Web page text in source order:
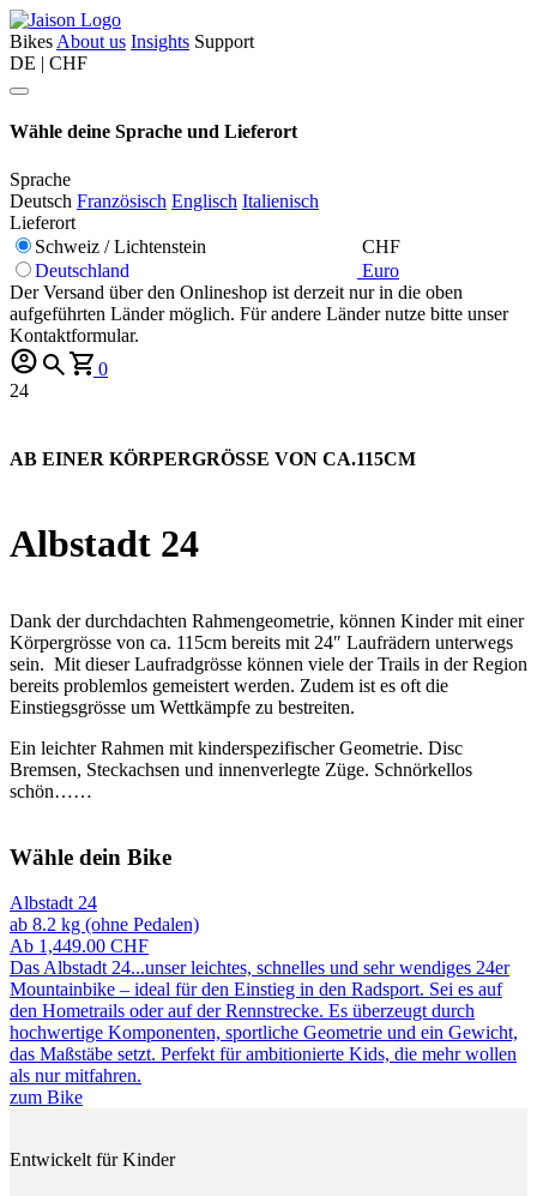
Bikes About us Insights Support
DE | CHF
Wähle deine Sprache und Lieferort
Sprache
Deutsch Französisch Englisch Italienisch
Lieferort
Schweiz / Lichtenstein
CHF
Deutschland
Euro
Der Versand über den Onlineshop ist derzeit nur in die oben
aufgeführten Länder möglich. Für andere Länder nutze bitte unser
Kontaktformular.
0
24
AB EINER KÖRPERGRÖSSE VON CA.115CM
Albstadt 24
Dank der durchdachten Rahmengeometrie, können Kinder mit einer
Körpergrösse von ca. 115cm bereits mit 24″ Laufrädern unterwegs
sein. Mit dieser Laufradgrösse können viele der Trails in der Region
bereits problemlos gemeistert werden. Zudem ist es oft die
Einstiegsgrösse um Wettkämpfe zu bestreiten.
Ein leichter Rahmen mit kinderspezifischer Geometrie. Disc
Bremsen, Steckachsen und innenverlegte Züge. Schnörkellos
schön……
Wähle dein Bike
Albstadt 24
ab 8.2 kg (ohne Pedalen)
Ab 1,449.00 CHF
Das Albstadt 24...unser leichtes, schnelles und sehr wendiges 24er
Mountainbike – ideal für den Einstieg in den Radsport. Sei es auf
den Hometrails oder auf der Rennstrecke. Es überzeugt durch
hochwertige Komponenten, sportliche Geometrie und ein Gewicht,
das Maßstäbe setzt. Perfekt für ambitionierte Kids, die mehr wollen
als nur mitfahren.
zum Bike
Entwickelt für Kinder